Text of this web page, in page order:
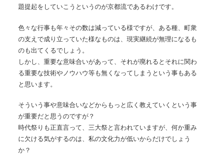
題提起をしていこうというのが京都流であるわけです。
色々な行事も年々その数は減っている様ですが、ある種、町衆
の支えで成り立っていた様なものは、現実継続が無理になるも
のも出てくるでしょう。
しかし、重要な意味合いがあって、それが廃れるとそれに関わ
る重要な技術やノウハウ等も無くなってしまうという事もある
と思います。
そういう事や意味合いなどからもっと広く教えていくという事
が重要だと思うのですが？
時代祭りも正直言って、三大祭と言われていますが、何か重み
に欠ける気がするのは、私の文化力が低いからだけでしょう
か？